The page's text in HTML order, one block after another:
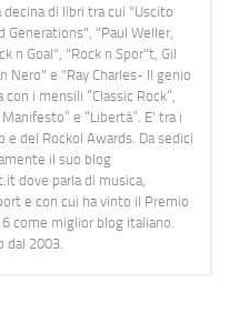
decina di libri tra cui "Uscito
Generations", "Paul Weller,
n Goal", "Rock n Spor"t, Gil
Nero" e "Ray Charles- Il genio
i mensili “Classic Rock”,
e “Libertà”. E' tra i
del Rockol Awards. Da sedici
il suo blog
dove parla di musica,
e con cui ha vinto il Premio
come miglior blog italiano.
dal 2003.